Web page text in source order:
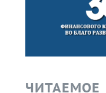
ЧИТАЕМОЕ